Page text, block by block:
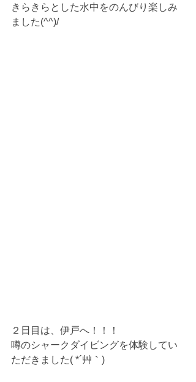
きらきらとした水中をのんびり楽しみ
ました(^^)/
２日目は、伊戸へ！！！
噂のシャークダイビングを体験してい
ただきました( *´艸｀)